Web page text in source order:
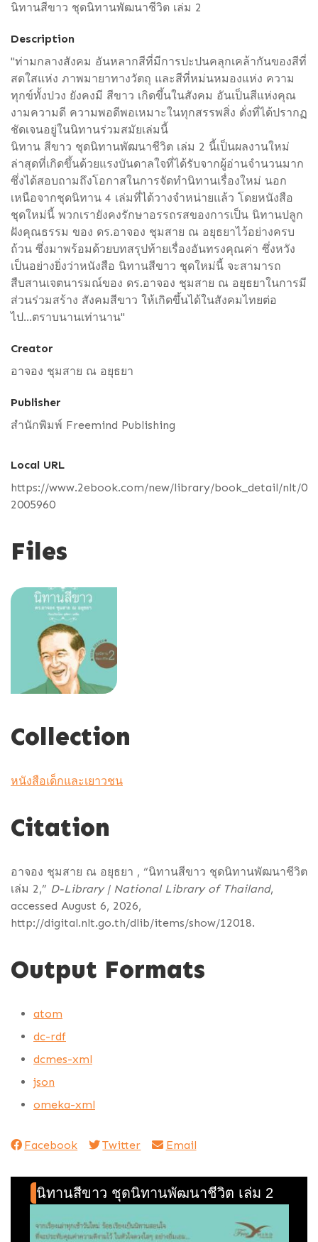
นิทานสีขาว ชุดนิทานพัฒนาชีวิต เล่ม 2
Description
"ท่ามกลางสังคม อันหลากสีที่มีการปะปนคลุกเคล้ากันของสีที่
สดใสแห่ง ภาพมายาทางวัตถุ และสีที่หม่นหมองแห่ง ความ
ทุกข์ทั้งปวง ยังคงมี สีขาว เกิดขึ้นในสังคม อันเป็นสีแห่งคุณ
งามความดี ความพอดีพอเหมาะในทุกสรรพสิ่ง ดั่งที่ได้ปรากฏ
ชัดเจนอยู่ในนิทานร่วมสมัยเล่มนี้
นิทาน สีขาว ชุดนิทานพัฒนาชีวิต เล่ม 2 นี้เป็นผลงานใหม่
ล่าสุดที่เกิดขึ้นด้วยแรงบันดาลใจที่ได้รับจากผู้อ่านจำนวนมาก
ซึ่งได้สอบถามถึงโอกาสในการจัดทำนิทานเรื่องใหม่ นอก
เหนือจากชุดนิทาน 4 เล่มที่ได้วางจำหน่ายแล้ว โดยหนังสือ
ชุดใหม่นี้ พวกเรายังคงรักษาอรรถรสของการเป็น นิทานปลูก
ฝังคุณธรรม ของ ดร.อาจอง ชุมสาย ณ อยุธยาไว้อย่างครบ
ถ้วน ซึ่งมาพร้อมด้วยบทสรุปท้ายเรื่องอันทรงคุณค่า ซึ่งหวัง
เป็นอย่างยิ่งว่าหนังสือ นิทานสีขาว ชุดใหม่นี้ จะสามารถ
สืบสานเจตนารมณ์ของ ดร.อาจอง ชุมสาย ณ อยุธยาในการมี
ส่วนร่วมสร้าง สังคมสีขาว ให้เกิดขึ้นได้ในสังคมไทยต่อ
ไป...ตราบนานเท่านาน"
Creator
อาจอง ชุมสาย ณ อยุธยา
Publisher
สำนักพิมพ์ Freemind Publishing
Local URL
https://www.2ebook.com/new/library/book_detail/nlt/0
2005960
Files
Collection
หนังสือเด็กและเยาวชน
Citation
อาจอง ชุมสาย ณ อยุธยา , “นิทานสีขาว ชุดนิทานพัฒนาชีวิต
เล่ม 2,” D-Library | National Library of Thailand,
accessed August 6, 2026,
http://digital.nlt.go.th/dlib/items/show/12018.
Output Formats
atom
dc-rdf
dcmes-xml
json
omeka-xml
Facebook Twitter Email
นิทานสีขาว ชุดนิทานพัฒนาชีวิต เล่ม 2